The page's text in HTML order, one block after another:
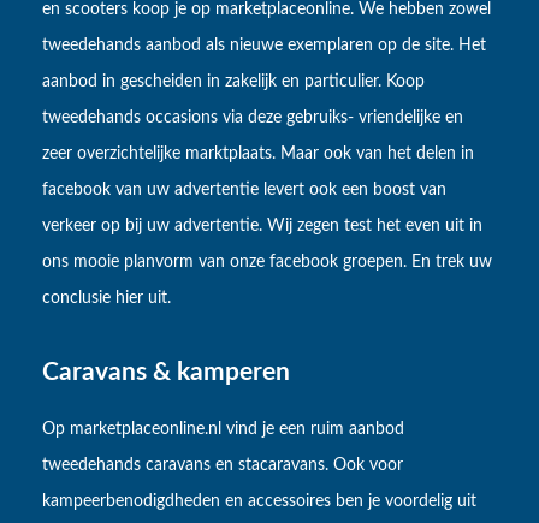
en scooters koop je op marketplaceonline. We hebben zowel
tweedehands aanbod als nieuwe exemplaren op de site. Het
aanbod in gescheiden in zakelijk en particulier. Koop
tweedehands occasions via deze gebruiks- vriendelijke en
zeer overzichtelijke marktplaats. Maar ook van het delen in
facebook van uw advertentie levert ook een boost van
verkeer op bij uw advertentie. Wij zegen test het even uit in
ons mooie planvorm van onze facebook groepen. En trek uw
conclusie hier uit.
Caravans & kamperen
Op marketplaceonline.nl vind je een ruim aanbod
tweedehands caravans en stacaravans. Ook voor
kampeerbenodigdheden en accessoires ben je voordelig uit